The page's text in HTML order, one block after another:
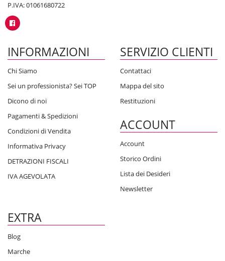
P.IVA: 01061680722
INFORMAZIONI
Chi Siamo
Sei un professionista? Sei TOP
Dicono di noi
Pagamenti & Spedizioni
Condizioni di Vendita
Informativa Privacy
DETRAZIONI FISCALI
IVA AGEVOLATA
SERVIZIO CLIENTI
Contattaci
Mappa del sito
Restituzioni
ACCOUNT
Account
Storico Ordini
Lista dei Desideri
Newsletter
EXTRA
Blog
Marche